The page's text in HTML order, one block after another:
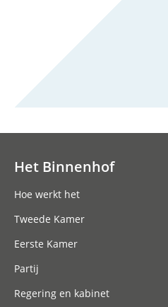
Het Binnenhof
Hoe werkt het
Tweede Kamer
Eerste Kamer
Partij
Regering en kabinet